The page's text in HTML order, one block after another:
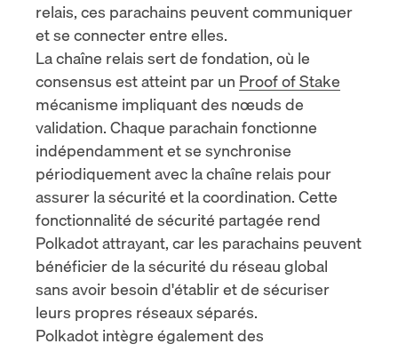
relais, ces parachains peuvent communiquer
et se connecter entre elles.
La chaîne relais sert de fondation, où le
consensus est atteint par un Proof of Stake
mécanisme impliquant des nœuds de
validation. Chaque parachain fonctionne
indépendamment et se synchronise
périodiquement avec la chaîne relais pour
assurer la sécurité et la coordination. Cette
fonctionnalité de sécurité partagée rend
Polkadot attrayant, car les parachains peuvent
bénéficier de la sécurité du réseau global
sans avoir besoin d'établir et de sécuriser
leurs propres réseaux séparés.
Polkadot intègre également des